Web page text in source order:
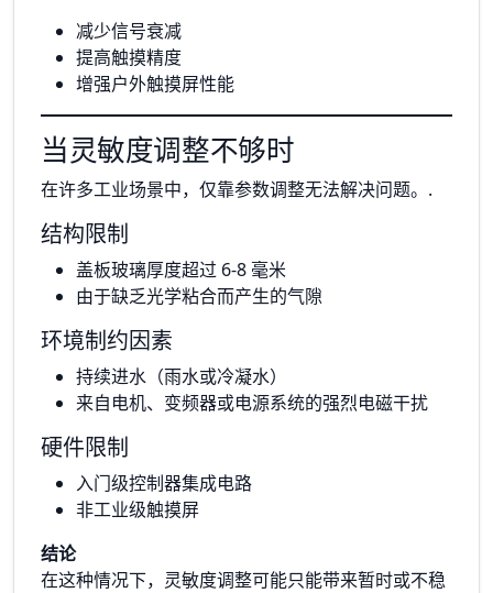
减少信号衰减
提高触摸精度
增强户外触摸屏性能
当灵敏度调整不够时
在许多工业场景中，仅靠参数调整无法解决问题。.
结构限制
盖板玻璃厚度超过 6-8 毫米
由于缺乏光学粘合而产生的气隙
环境制约因素
持续进水（雨水或冷凝水）
来自电机、变频器或电源系统的强烈电磁干扰
硬件限制
入门级控制器集成电路
非工业级触摸屏
结论
在这种情况下，灵敏度调整可能只能带来暂时或不稳